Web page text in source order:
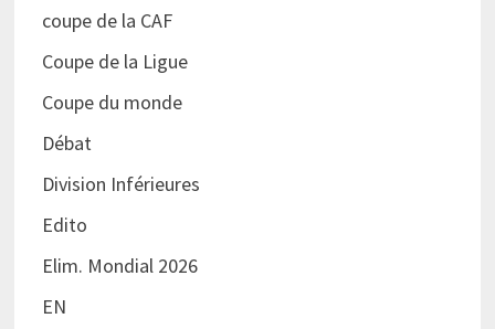
coupe de la CAF
Coupe de la Ligue
Coupe du monde
Débat
Division Inférieures
Edito
Elim. Mondial 2026
EN